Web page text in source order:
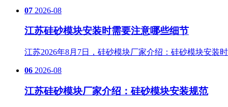
07 2026-08
江苏硅砂模块安装时需要注意哪些细节
江苏2026年8月7日，硅砂模块厂家介绍：硅砂模块安装
06 2026-08
江苏硅砂模块厂家介绍：硅砂模块安装规范